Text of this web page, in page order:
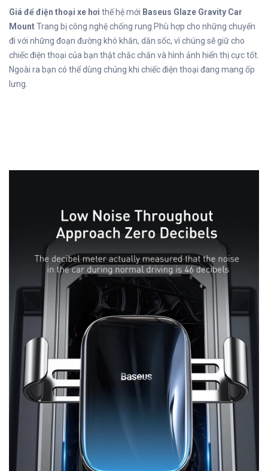
Giá để điện thoại xe hơi thế hệ mới Baseus Glaze Gravity Car
MountTrang bị công nghệ chống rung Phù hợp cho những chuyến
đi với những đoạn đường khó khăn, dằn sốc, vì chúng sẽ giữ cho
chiếc điện thoại của bạn thật chắc chắn và hình ảnh hiển thị cực tốt.
Ngoài ra bạn có thể dùng chúng khi chiếc điện thoại đang mang ốp
lưng.